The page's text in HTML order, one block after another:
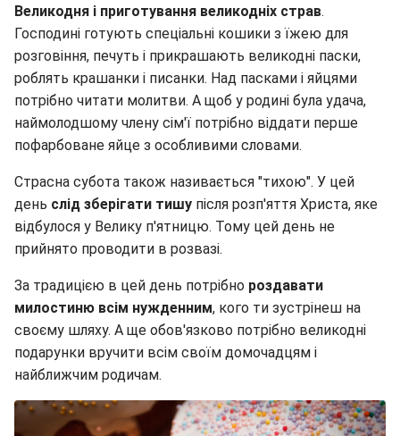
Великодня і приготування великодніх страв.
Господині готують спеціальні кошики з їжею для
розговіння, печуть і прикрашають великодні паски,
роблять крашанки і писанки. Над пасками і яйцями
потрібно читати молитви. А щоб у родині була удача,
наймолодшому члену сім'ї потрібно віддати перше
пофарбоване яйце з особливими словами.
Страсна субота також називається "тихою". У цей
день слід зберігати тишу після розп'яття Христа, яке
відбулося у Велику п'ятницю. Тому цей день не
прийнято проводити в розвазі.
За традицією в цей день потрібно роздавати
милостиню всім нужденним, кого ти зустрінеш на
своєму шляху. А ще обов'язково потрібно великодні
подарунки вручити всім своїм домочадцям і
найближчим родичам.